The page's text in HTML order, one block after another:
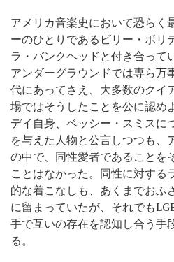
アメリカ音楽史において恐らく
ーのひとりであるビリー・ボリ
ラ・バンクヘッドと付き合って
アンダーグラウンドでは専ら万
代にあってさえ、大多数のクイ
場ではそうしたことを公に認め
デイ自身、ベッシー・スミスに
を与えた人物と公言しつつも、
の中で、同性愛者であることを
ことはなかった。同性に対する
的な着こなしも、あくまでおふ
に留まっていたが、それでも
手で互いの存在を認知し合う手
る。